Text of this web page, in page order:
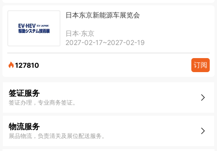
日本东京新能源车展览会
日本·东京
2027-02-17~2027-02-19
127810 订阅
签证服务
签证办理，专业商务签证。
物流服务
展品物流，负责清关及展位配送服务。